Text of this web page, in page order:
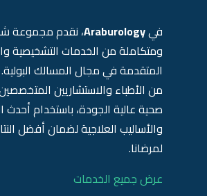
فيAraburology، نقدم مجموعة
ومتكاملة من الخدمات التشخيصية
المتقدمة في مجال المسالك البولية.
من الأطباء والاستشاريين
صحية عالية الجودة، باستخدام أحدث
والأساليب العلاجية لضمان أفضل
لمرضانا.
عرض جميع الخدمات